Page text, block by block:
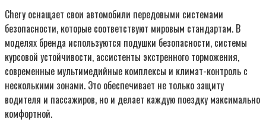
Chery оснащает свои автомобили передовыми системами
безопасности, которые соответствуют мировым стандартам. В
моделях бренда используются подушки безопасности, системы
курсовой устойчивости, ассистенты экстренного торможения,
современные мультимедийные комплексы и климат-контроль с
несколькими зонами. Это обеспечивает не только защиту
водителя и пассажиров, но и делает каждую поездку максимально
комфортной.